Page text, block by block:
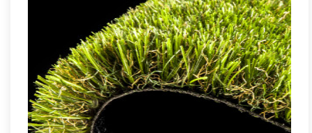
Gazon artificiel Antigua 36mm
Gazon synthétique tout aussi apprécié pour sa qualité de
finition que sa facilité d'entretien, le gazon artificiel Antigua si..